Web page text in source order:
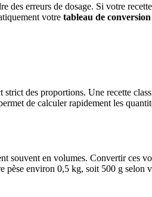
des erreurs de dosage. Si votre
votre tableau de
strict des proportions. Une recette
de calculer rapidement les
souvent en volumes. Convertir ces
pèse environ 0,5 kg, soit 500 g selon